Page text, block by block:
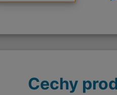
Cechy